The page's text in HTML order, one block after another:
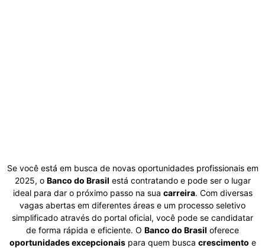
Se você está em busca de novas oportunidades profissionais em
2025, o Banco do Brasil está contratando e pode ser o lugar
ideal para dar o próximo passo na sua carreira. Com diversas
vagas abertas em diferentes áreas e um processo seletivo
simplificado através do portal oficial, você pode se candidatar
de forma rápida e eficiente. O Banco do Brasil oferece
oportunidades excepcionaispara quem busca crescimento e